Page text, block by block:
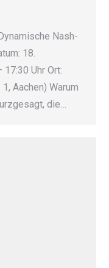
Nash-
18.
Uhr Ort:
Aachen) Warum
die…